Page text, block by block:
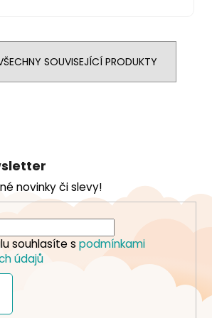
SOUVISEJÍCÍ PRODUKTY
novinky či slevy!
souhlasíte s podmínkami
údajů